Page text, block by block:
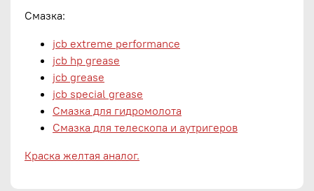
Смазка:
jcb extreme performance
jcb hp grease
jcb grease
jcb special grease
Смазка для гидромолота
Смазка для телескопа и аутригеров
Краска желтая аналог.